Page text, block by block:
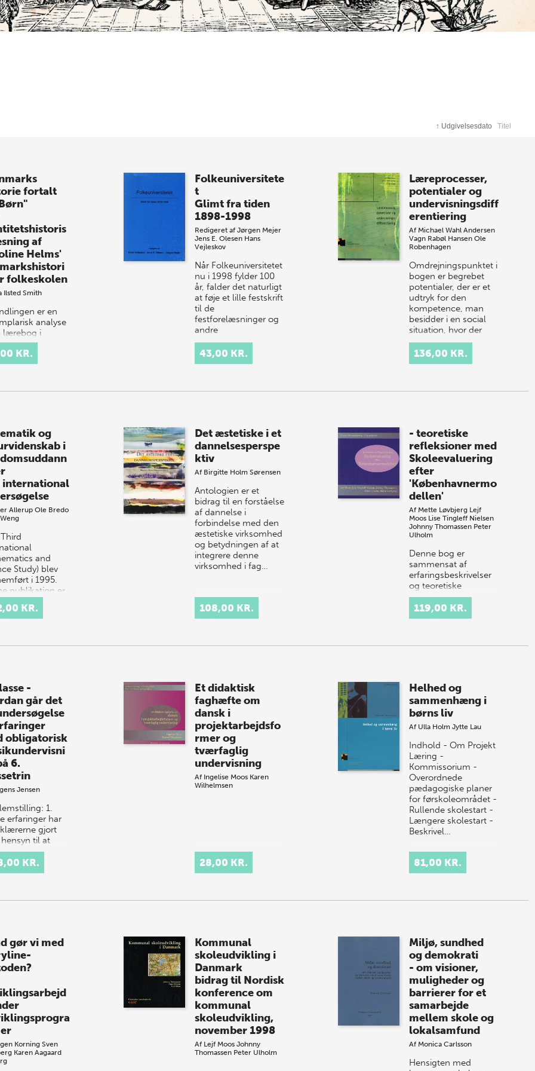
↑ Udgivelsesdato Titel
fortalt
af
Helms'
folkeskolen
Ilsted Smith
er en
analyse
lærebog i
-
Nikoline
Danmarks
KR.
Folkeuniversitete
t
Glimt fra tiden
1898-1998
Redigeret af Jørgen Mejer
Jens E. Olesen Hans
Vejleskov
Når Folkeuniversitetet
nu i 1998 fylder 100
år, falder det naturligt
at føje et lille festskrift
til de
festforelæsninger og
andre
festarrangementer,…
43,00 KR.
Læreprocesser,
potentialer og
undervisningsdiff
erentiering
Af Michael Wahl Andersen
Vagn Rabøl Hansen Ole
Robenhagen
Omdrejningspunktet i
bogen er begrebet
potentialer, der er et
udtryk for den
kompetence, man
besidder i en social
situation, hvor der
modtages støtte.…
136,00 KR.
og
i
international
Allerup Ole Bredo
and
Study) blev
i 1995.
publikation er
rapport, der
KR.
Det æstetiske i et
dannelsesperspe
ktiv
Af Birgitte Holm Sørensen
Antologien er et
bidrag til en forståelse
af dannelse i
forbindelse med den
æstetiske virksomhed
og betydningen af at
integrere denne
virksomhed i fag…
108,00 KR.
- teoretiske
refleksioner med
Skoleevaluering
efter
'Københavnermo
dellen'
Af Mette Løvbjerg Lejf
Moos Lise Tingleff Nielsen
Johnny Thomassen Peter
Ulholm
Denne bog er
sammensat af
erfaringsbeskrivelser
og teoretiske
refleksioner på
baggrund af praksis i
projekter, hvor
119,00 KR.
-
går det
obligatorisk
6.
Jensen
1.
erfaringer har
gjort
til at
på
KR.
Et didaktisk
faghæfte om
dansk i
projektarbejdsfo
rmer og
tværfaglig
undervisning
Af Ingelise Moos Karen
Wilhelmsen
28,00 KR.
Helhed og
sammenhæng i
børns liv
Af Ulla Holm Jytte Lau
Indhold - Om Projekt
Læring -
Kommissorium -
Overordnede
pædagogiske planer
for førskoleområdet -
Rullende skolestart -
Længere skolestart -
Beskrivel…
81,00 KR.
gør vi med
Korning Sven
Karen Aagaard
Kommunal
skoleudvikling i
Danmark
bidrag til Nordisk
konference om
kommunal
skoleudvikling,
november 1998
Af Lejf Moos Johnny
Thomassen Peter Ulholm
Miljø, sundhed
og demokrati
- om visioner,
muligheder og
barrierer for et
samarbejde
mellem skole og
lokalsamfund
Af Monica Carlsson
Hensigten med